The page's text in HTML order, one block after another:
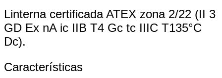
Linterna certificada ATEX zona 2/22 (II 3
GD Ex nA ic IIB T4 Gc tc IIIC T135°C
Dc).
Características